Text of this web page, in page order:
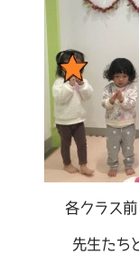
各クラス
先生たち